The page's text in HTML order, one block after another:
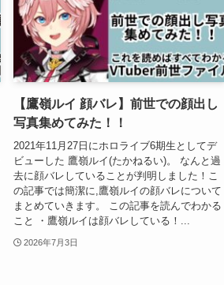
【鷹嶺ルイ 顔バレ】前世での顔出し
写真集めてみた！！
2021年11月27日にホロライブ6期生としてデ
ビューした 鷹嶺ルイ(たかねるい)。 なんと過
去に顔バレしていることが判明しました！こ
の記事では簡潔に,鷹嶺ルイの顔バレについて
まとめていきます。 この記事を読んでわかる
こと ・鷹嶺ルイは顔バレしている！...
2026年7月3日